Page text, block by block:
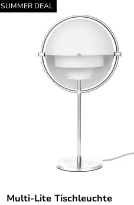
SUMMER DEAL
Multi-Lite Tischleuchte